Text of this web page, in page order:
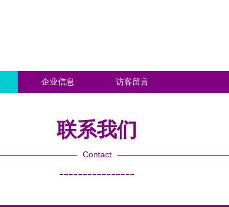
企业信息 访客留言
联系我们
Contact
----------------